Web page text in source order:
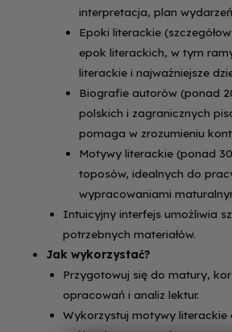
interpretacja, plan
Epoki literackie
epok literackich, w tym
literackie i najważniejsze
Biografie autorów (ponad
polskich i zagranicznych
pomaga w zrozumieniu
Motywy literackie (ponad
toposów, idealnych do
wypracowaniami
Intuicyjny interfejs umożliwia
potrzebnych materiałów.
Jak wykorzystać?
Przygotowuj się do matury,
opracowań i analiz lektur.
Wykorzystuj motywy literackie